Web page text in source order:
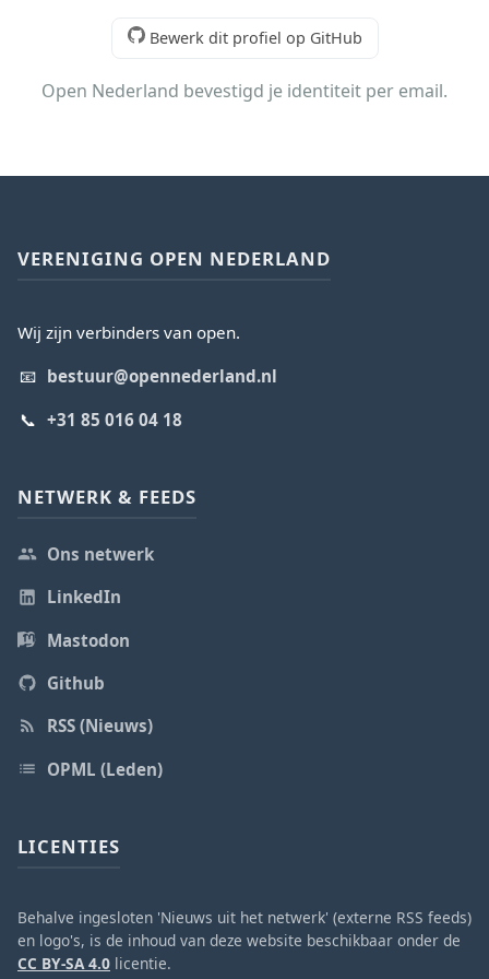
Bewerk dit profiel op GitHub
Open Nederland bevestigd je identiteit per email.
VERENIGING OPEN NEDERLAND
Wij zijn verbinders van open.
📧 bestuur@opennederland.nl
📞 +31 85 016 04 18
NETWERK & FEEDS
Ons netwerk
LinkedIn
Mastodon
Github
RSS (Nieuws)
OPML (Leden)
LICENTIES
Behalve ingesloten 'Nieuws uit het netwerk' (externe RSS feeds)
en logo's, is de inhoud van deze website beschikbaar onder de
CC BY-SA 4.0 licentie.